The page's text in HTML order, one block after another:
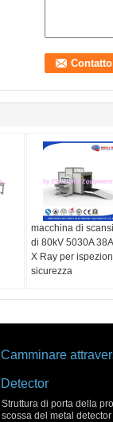
macchina di
di 80kV 5030A
X Ray per
sicurezza
Camminare
Detector
Struttura di porta della
scossa del metal